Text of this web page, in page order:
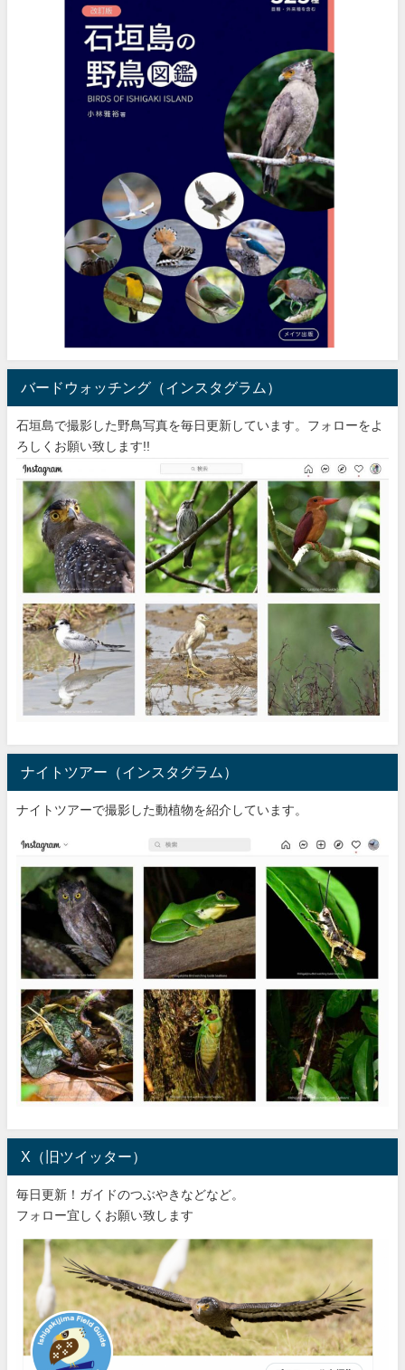
バードウォッチング（インスタグラム）
石垣島で撮影した野鳥写真を毎日更新しています。フォローをよ
ろしくお願い致します!!
ナイトツアー（インスタグラム）
ナイトツアーで撮影した動植物を紹介しています。
X（旧ツイッター）
毎日更新！ガイドのつぶやきなどなど。
フォロー宜しくお願い致します